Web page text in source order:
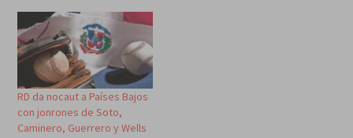
RD da nocaut a Países Bajos
con jonrones de Soto,
Caminero, Guerrero y Wells